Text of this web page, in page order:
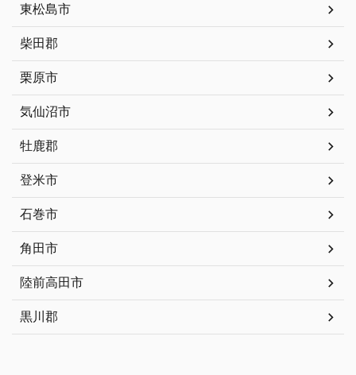
東松島市
柴田郡
栗原市
気仙沼市
牡鹿郡
登米市
石巻市
角田市
陸前高田市
黒川郡